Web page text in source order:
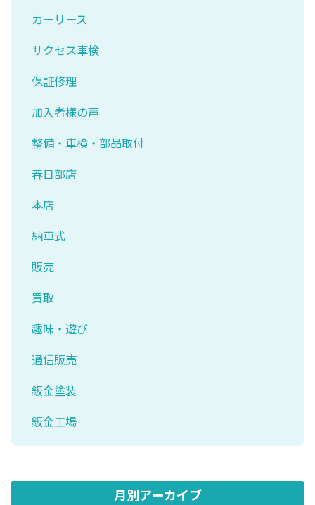
カーリース
サクセス車検
保証修理
加入者様の声
整備・車検・部品取付
春日部店
本店
納車式
販売
買取
趣味・遊び
通信販売
鈑金塗装
鈑金工場
月別アーカイブ